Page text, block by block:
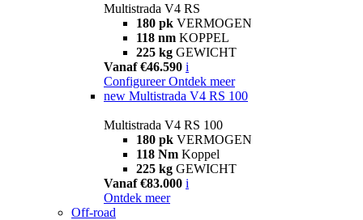
Multistrada V4 RS
180 pk VERMOGEN
118 nm KOPPEL
225 kg GEWICHT
Vanaf €46.590 i
Configureer Ontdek meer
new Multistrada V4 RS 100
Multistrada V4 RS 100
180 pk VERMOGEN
118 Nm Koppel
225 kg GEWICHT
Vanaf €83.000 i
Ontdek meer
Off-road